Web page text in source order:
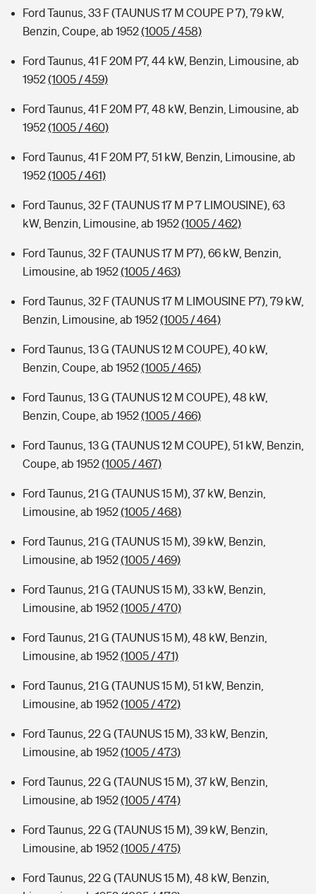
Ford Taunus, 33 F (TAUNUS 17 M COUPE P 7), 79 kW,
Benzin, Coupe, ab 1952(1005 / 458)
Ford Taunus, 41 F 20M P7, 44 kW, Benzin, Limousine, ab
1952(1005 / 459)
Ford Taunus, 41 F 20M P7, 48 kW, Benzin, Limousine, ab
1952(1005 / 460)
Ford Taunus, 41 F 20M P7, 51 kW, Benzin, Limousine, ab
1952(1005 / 461)
Ford Taunus, 32 F (TAUNUS 17 M P 7 LIMOUSINE), 63
kW, Benzin, Limousine, ab 1952(1005 / 462)
Ford Taunus, 32 F (TAUNUS 17 M P7), 66 kW, Benzin,
Limousine, ab 1952(1005 / 463)
Ford Taunus, 32 F (TAUNUS 17 M LIMOUSINE P7), 79 kW,
Benzin, Limousine, ab 1952(1005 / 464)
Ford Taunus, 13 G (TAUNUS 12 M COUPE), 40 kW,
Benzin, Coupe, ab 1952(1005 / 465)
Ford Taunus, 13 G (TAUNUS 12 M COUPE), 48 kW,
Benzin, Coupe, ab 1952(1005 / 466)
Ford Taunus, 13 G (TAUNUS 12 M COUPE), 51 kW, Benzin,
Coupe, ab 1952(1005 / 467)
Ford Taunus, 21 G (TAUNUS 15 M), 37 kW, Benzin,
Limousine, ab 1952(1005 / 468)
Ford Taunus, 21 G (TAUNUS 15 M), 39 kW, Benzin,
Limousine, ab 1952(1005 / 469)
Ford Taunus, 21 G (TAUNUS 15 M), 33 kW, Benzin,
Limousine, ab 1952(1005 / 470)
Ford Taunus, 21 G (TAUNUS 15 M), 48 kW, Benzin,
Limousine, ab 1952(1005 / 471)
Ford Taunus, 21 G (TAUNUS 15 M), 51 kW, Benzin,
Limousine, ab 1952(1005 / 472)
Ford Taunus, 22 G (TAUNUS 15 M), 33 kW, Benzin,
Limousine, ab 1952(1005 / 473)
Ford Taunus, 22 G (TAUNUS 15 M), 37 kW, Benzin,
Limousine, ab 1952(1005 / 474)
Ford Taunus, 22 G (TAUNUS 15 M), 39 kW, Benzin,
Limousine, ab 1952(1005 / 475)
Ford Taunus, 22 G (TAUNUS 15 M), 48 kW, Benzin,